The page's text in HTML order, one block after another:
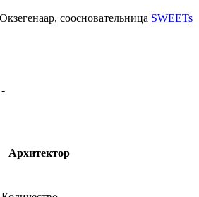
соосновательница SWEETs
-
Архитектор